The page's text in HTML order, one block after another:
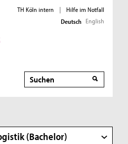
TH Köln intern |
Hilfe im Notfall
Deutsch English
Suche
(Bachelor)